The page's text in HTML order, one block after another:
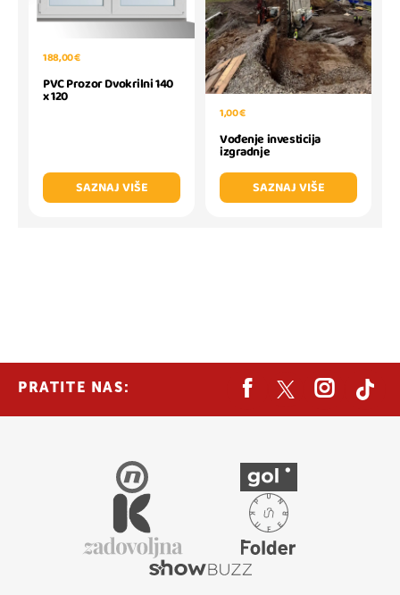
188,00 €
PVC Prozor Dvokrilni 140
x 120
SAZNAJ VIŠE
1,00 €
Vođenje investicija
izgradnje
SAZNAJ VIŠE
PRATITE NAS: